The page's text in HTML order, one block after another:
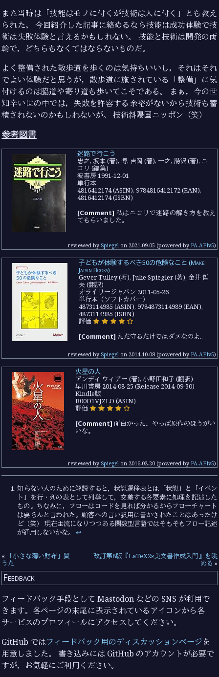
また当時は「技能はモノに付くが技術は人に付く」とも教え
られた。 今回紹介した記事に絡めるなら技能は成功体験で技
術は失敗体験と言えるかもしれない。 技能と技術は開発の両
輪で，どちらもなくてはならないものだ。
よく整備された散歩道を歩くのは気持ちいいし，それはそれ
でよい体験だと思うが，散歩道に施されている「整備」に気
付けるのは脇道や寄り道も歩いてこそである。 まぁ，今の世
知辛い世の中では，失敗を許容する余裕がないから技術も蓄
積されないのかもしれないが。 技術斜陽国ニッポン（笑）
参考図書
迷路で行こう
忠之, 坂本 (著), 博, 吉岡 (著), 一之, 湯沢 (著), ニ
コリ (編集)
波書房 1991-12-01
単行本
4816412174 (ASIN), 9784816412172 (EAN),
4816412174 (ISBN)
[Comment] 私はニコリで迷路の解き方を教え
てもらいました。
reviewed by Spiegelon 2021-09-05 (powered by PA-APIv5)
子どもが体験するべき50の危険なこと (Make:
Japan Books)
Gever Tulley (著), Julie Spiegler (著), 金井 哲
夫 (翻訳)
オライリージャパン 2011-05-26
単行本（ソフトカバー）
4873114985 (ASIN), 9784873114989 (EAN),
4873114985 (ISBN)
評価
[Comment] ただ守るだけではダメなのよ。
reviewed by Spiegelon 2014-10-08(powered by PA-APIv5)
火星の人
アンディ ウィアー (著), 小野田和子 (翻訳)
早川書房 2014-08-25 (Release 2014-09-30)
Kindle版
B00O1VJZLO (ASIN)
評価
[Comment] 面白かった。やっぱ原作のほうがい
いな。
reviewed by Spiegelon 2016-02-20(powered by PA-APIv5)
知らない人のために解説すると，状態遷移表とは「状態」と「イベン
ト」を行・列の表として列挙して，交差する各要素に処理を記述した
もの。ちなみに，フローはコードを見れば分かるからフローチャート
は要らんと言われた。顧客への言い訳用に書かされたことはあったけ
ど（笑） 現在主流になりつつある関数型言語ではそもそもフロー記述
が通用しないかな。↩︎
«
「小さな薄い財布」買
うた
改訂第8版『LaTeX2ε美文書作成入門』を眺
める »
Feedback
フィードバック手段として Mastodon などの SNS が利用で
きます。各ページの末尾に表示されているアイコンから各
サービスのプロフィールにアクセスしてください。
GitHub ではフィードバック用のディスカッションページを
用意しました。 書き込みには GitHub のアカウントが必要で
すが，お気軽にご利用ください。